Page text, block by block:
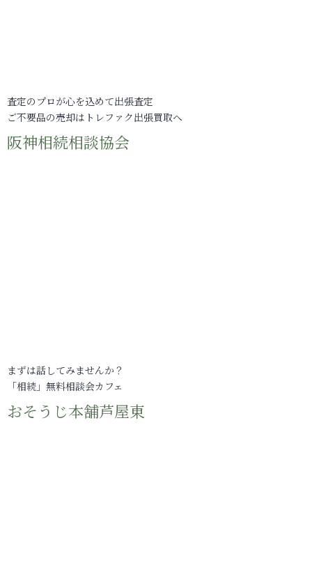
査定のプロが心を込めて出張査定
ご不要品の売却はトレファク出張買取へ
阪神相続相談協会
まずは話してみませんか？
「相続」無料相談会カフェ
おそうじ本舗芦屋東